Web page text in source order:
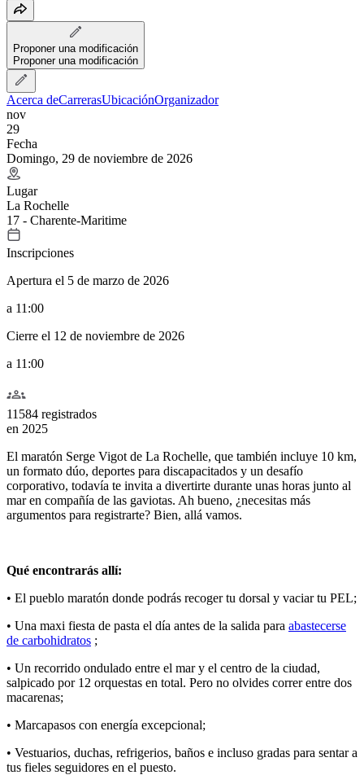
Proponer una modificación
Proponer una modificación
Acerca deCarrerasUbicaciónOrganizador
nov
29
Fecha
Domingo, 29 de noviembre de 2026
Lugar
La Rochelle
17 - Charente-Maritime
Inscripciones
Apertura el 5 de marzo de 2026
a 11:00
Cierre el 12 de noviembre de 2026
a 11:00
11584 registrados
en 2025
El maratón Serge Vigot de La Rochelle, que también incluye 10 km,
un formato dúo, deportes para discapacitados y un desafío
corporativo, todavía te invita a divertirte durante unas horas junto al
mar en compañía de las gaviotas. Ah bueno, ¿necesitas más
argumentos para registrarte? Bien, allá vamos.
Qué encontrarás allí:
• El pueblo maratón donde podrás recoger tu dorsal y vaciar tu PEL;
• Una maxi fiesta de pasta el día antes de la salida para abastecerse
de carbohidratos ;
• Un recorrido ondulado entre el mar y el centro de la ciudad,
salpicado por 12 orquestas en total. Pero no olvides correr entre dos
macarenas;
• Marcapasos con energía excepcional;
• Vestuarios, duchas, refrigerios, baños e incluso gradas para sentar a
tus fieles seguidores en el puesto.